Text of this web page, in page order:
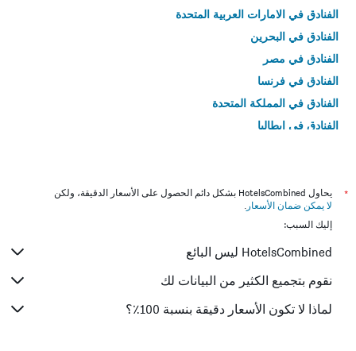
الفنادق في الامارات العربية المتحدة
الفنادق في البحرين
الفنادق في مصر
الفنادق في فرنسا
الفنادق في المملكة المتحدة
الفنادق في إيطاليا
*
يحاول HotelsCombined بشكل دائم الحصول على الأسعار الدقيقة، ولكن
لا يمكن ضمان الأسعار .
إليك السبب:
HotelsCombined ليس البائع
نقوم بتجميع الكثير من البيانات لك
لماذا لا تكون الأسعار دقيقة بنسبة 100٪؟